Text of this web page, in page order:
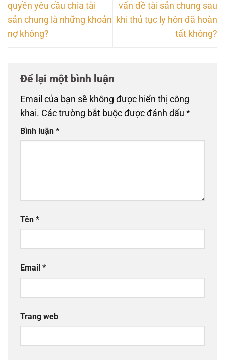
quyền yêu cầu chia tài
sản chung là những khoản
nợ không?
vấn đề tài sản chung sau
khi thủ tục ly hôn đã hoàn
tất không?
Để lại một bình luận
Email của bạn sẽ không được hiển thị công
khai. Các trường bắt buộc được đánh dấu *
Bình luận *
Tên *
Email *
Trang web